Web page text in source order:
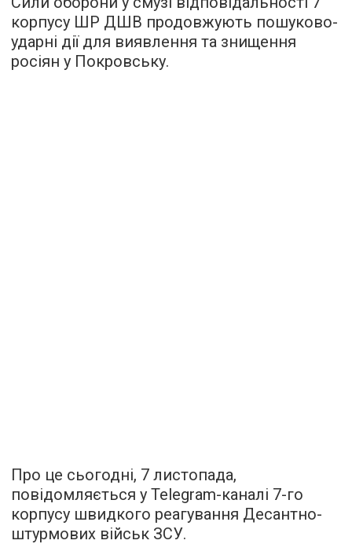
корпусу ШР ДШВ продовжують пошуково-
ударні дії для виявлення та знищення
росіян у Покровську.
Про це сьогодні, 7 листопада,
повідомляється у Telegram-каналі 7-го
корпусу швидкого реагування Десантно-
штурмових військ ЗСУ.